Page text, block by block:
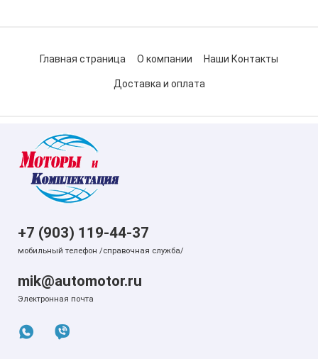
Главная страница О компании Наши Контакты
Доставка и оплата
+7 (903) 119-44-37
мобильный телефон /справочная служба/
mik@automotor.ru
Электронная почта